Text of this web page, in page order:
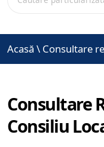
Acasă \ Consultare
Consultare
Consiliu